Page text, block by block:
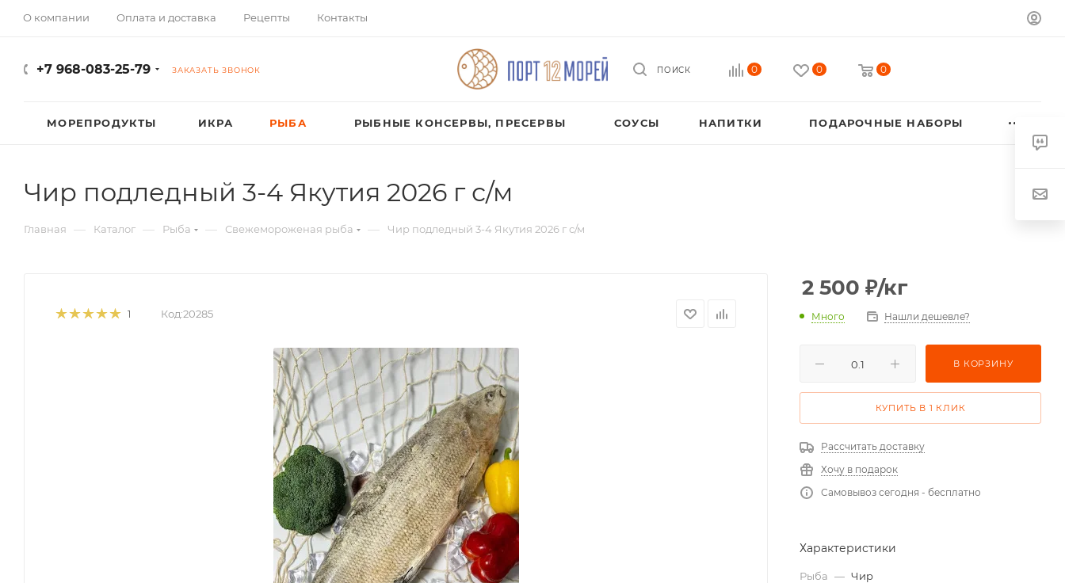
О компании Оплата и доставка Рецепты Контакты
+7 968-083-25-79 ЗАКАЗАТЬ ЗВОНОК ПОИСК 0 0 0
МОРЕПРОДУКТЫ ИКРА РЫБА РЫБНЫЕ КОНСЕРВЫ, ПРЕСЕРВЫ СОУСЫ НАПИТКИ ПОДАРОЧНЫЕ НАБОРЫ
Чир подледный 3-4 Якутия 2026 г с/м
Главная — Каталог — Рыба — Свежемороженая рыба — Чир подледный 3-4 Якутия 2026 г с/м
1 Код:20285
2 500 ₽/кг
Много Нашли дешевле?
В КОРЗИНУ
КУПИТЬ В 1 КЛИК
Рассчитать доставку
Хочу в подарок
Самовывоз сегодня - бесплатно
Характеристики
Рыба — Чир